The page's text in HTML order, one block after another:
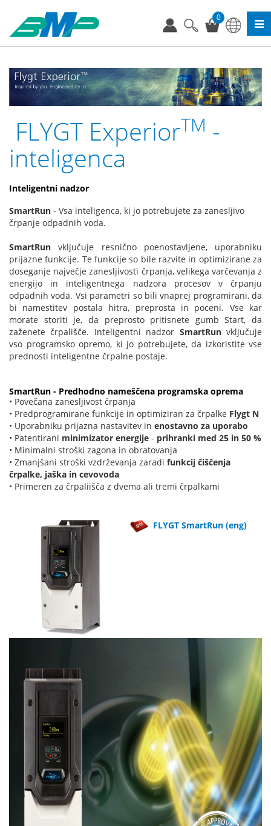
0
FLYGT ExperiorTM -
inteligenca
Inteligentni nadzor
SmartRun - Vsa inteligenca, ki jo potrebujete za zanesljivo
črpanje odpadnih voda.
SmartRun vključuje resnično poenostavljene, uporabniku
prijazne funkcije. Te funkcije so bile razvite in optimizirane za
doseganje največje zanesljivosti črpanja, velikega varčevanja z
energijo in inteligentnega nadzora procesov v črpanju
odpadnih voda. Vsi parametri so bili vnaprej programirani, da
bi namestitev postala hitra, preprosta in poceni. Vse kar
morate storiti je, da preprosto pritisnete gumb Start, da
zaženete črpališče. Inteligentni nadzor SmartRunvključuje
vso programsko opremo, ki jo potrebujete, da izkoristite vse
prednosti inteligentne črpalne postaje.
SmartRun - Predhodno nameščena programska oprema
• Povečana zanesljivost črpanja
• Predprogramirane funkcije in optimiziran za črpalke Flygt N
• Uporabniku prijazna nastavitev in enostavno za uporabo
• Patentirani minimizator energije - prihranki med 25 in 50 %
• Minimalni stroški zagona in obratovanja
• Zmanjšani stroški vzdrževanja zaradi funkcij čiščenja
črpalke, jaška in cevovoda
• Primeren za črpaliišča z dvema ali tremi črpalkami
FLYGT SmartRun (eng)